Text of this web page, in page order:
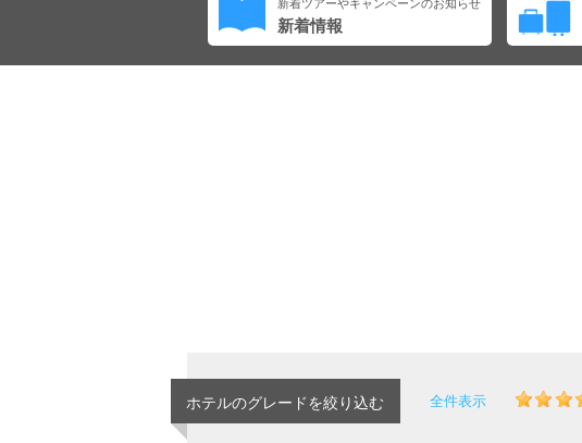
新着情報
ホテルのグレードを絞り込む 全件表示